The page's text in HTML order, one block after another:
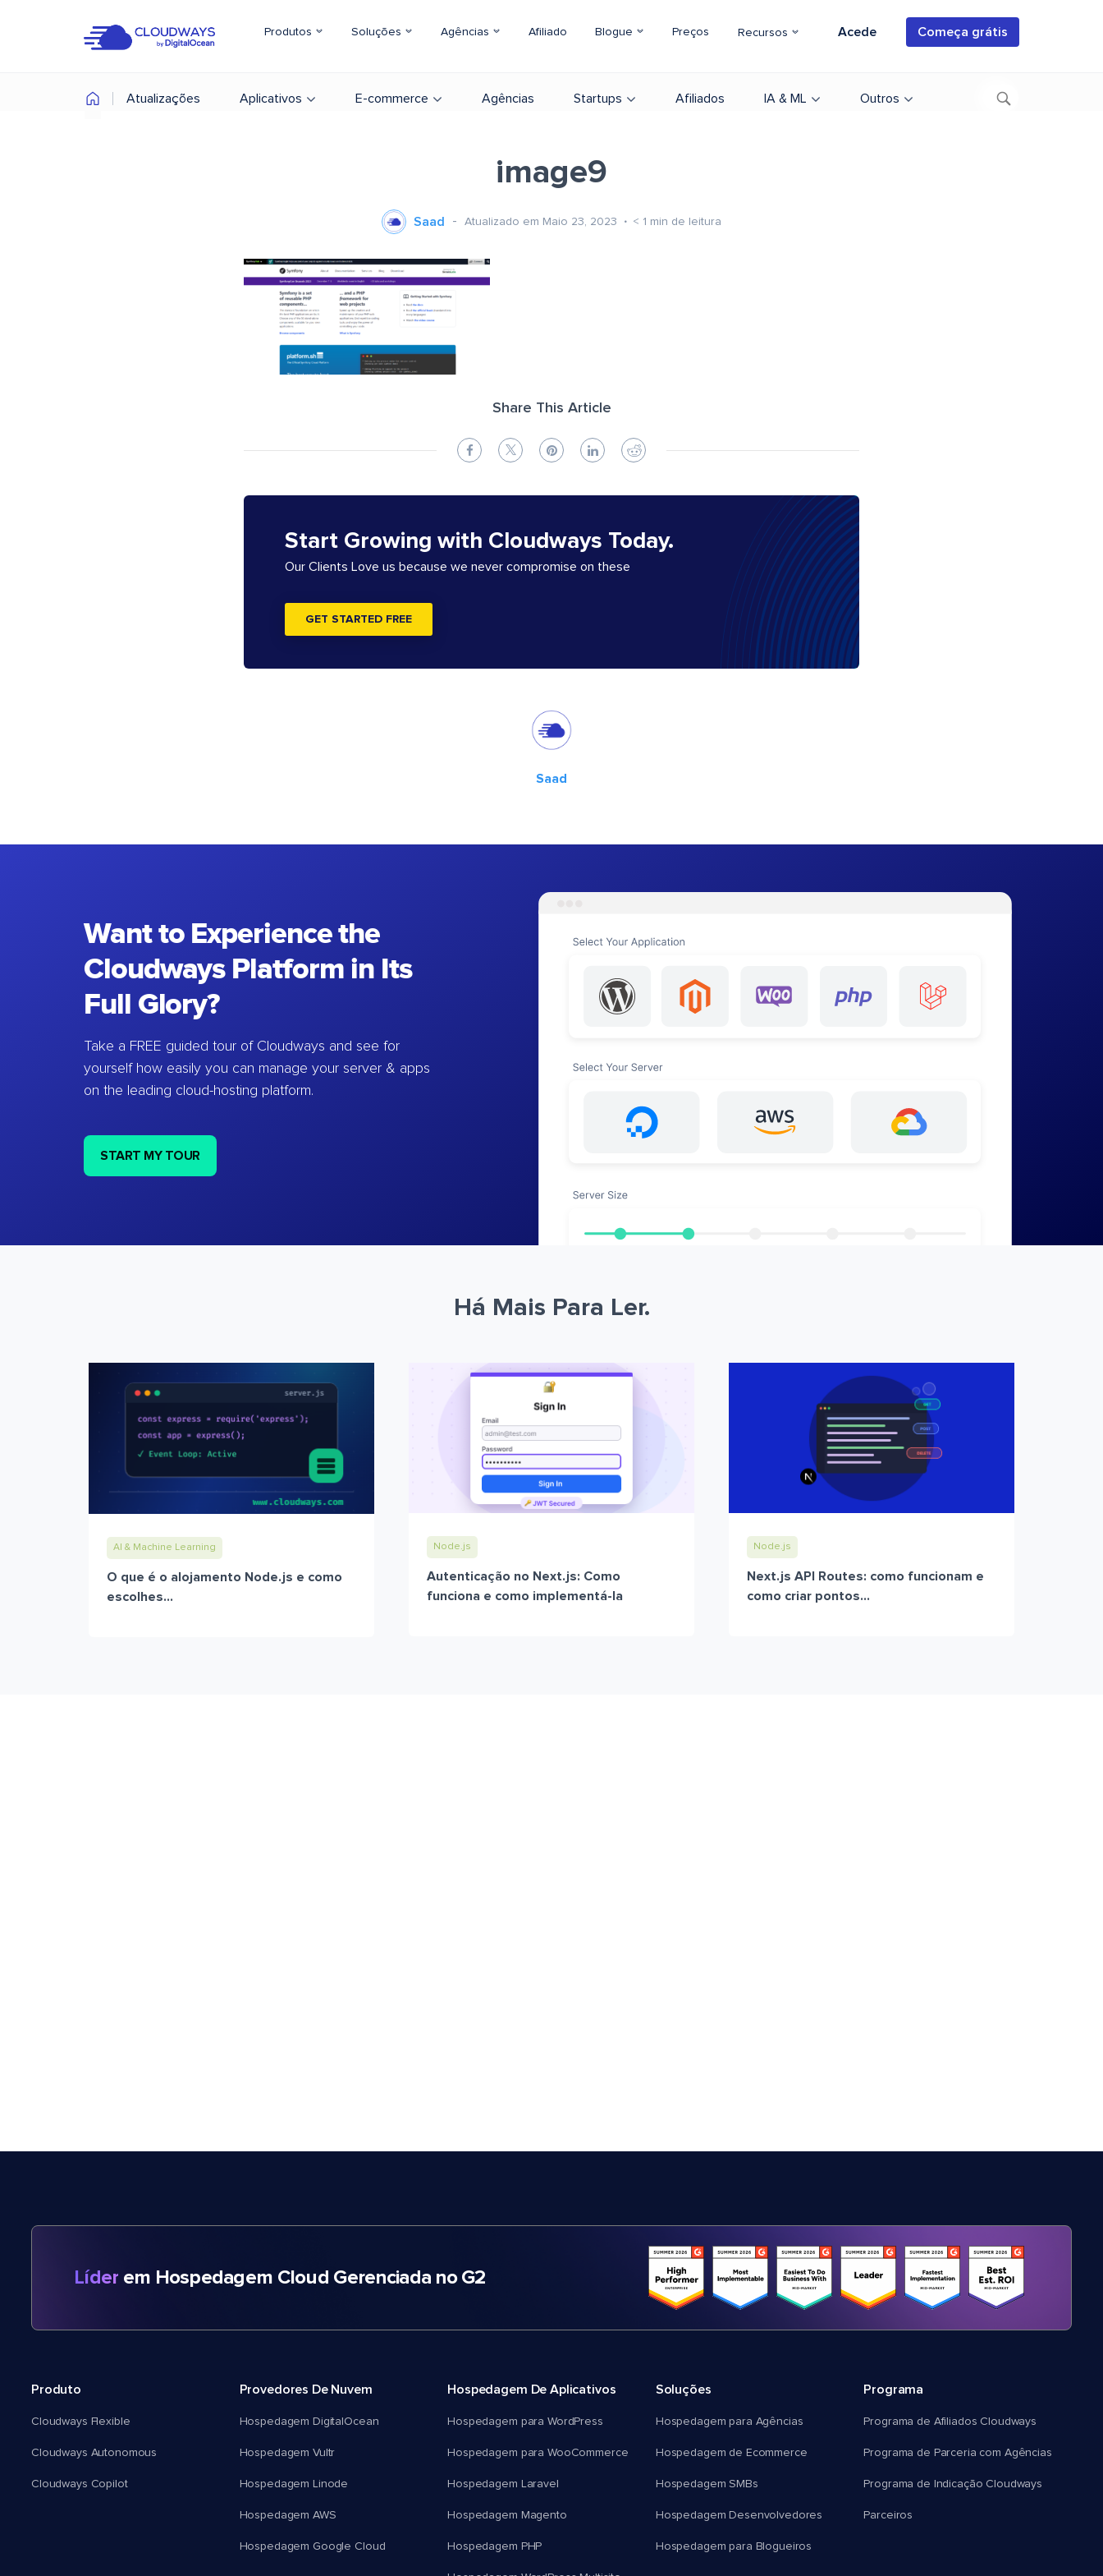
Produtos Soluções Agências Afiliado Blogue Preços Recursos Acede Começa grátis
Atualizações Aplicativos E-commerce Agências Startups Afiliados IA & ML Outros
image9
Saad Atualizado em Maio 23, 2023 < 1 min de leitura
Share This Article
Start Growing with Cloudways Today.
Our Clients Love us because we never compromise on these
GET STARTED FREE
Saad
Want to Experience the
Cloudways Platform in Its
Full Glory?
Take a FREE guided tour of Cloudways and see for
yourself how easily you can manage your server & apps
on the leading cloud-hosting platform.
START MY TOUR
Há Mais Para Ler.
AI & Machine Learning
O que é o alojamento Node.js e como
escolhes...
Node.js
Autenticação no Next.js: Como
funciona e como implementá-la
Node.js
Next.js API Routes: como funcionam e
como criar pontos...
Líder em Hospedagem Cloud Gerenciada no G2
Produto
Cloudways Flexible
Cloudways Autonomous
Cloudways Copilot
Provedores De Nuvem
Hospedagem DigitalOcean
Hospedagem Vultr
Hospedagem Linode
Hospedagem AWS
Hospedagem Google Cloud
Hospedagem De Aplicativos
Hospedagem para WordPress
Hospedagem para WooCommerce
Hospedagem Laravel
Hospedagem Magento
Hospedagem PHP
Soluções
Hospedagem para Agências
Hospedagem de Ecommerce
Hospedagem SMBs
Hospedagem Desenvolvedores
Hospedagem para Blogueiros
Programa
Programa de Afiliados Cloudways
Programa de Parceria com Agências
Programa de Indicação Cloudways
Parceiros